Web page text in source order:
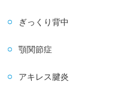
ぎっくり背中
顎関節症
アキレス腱炎